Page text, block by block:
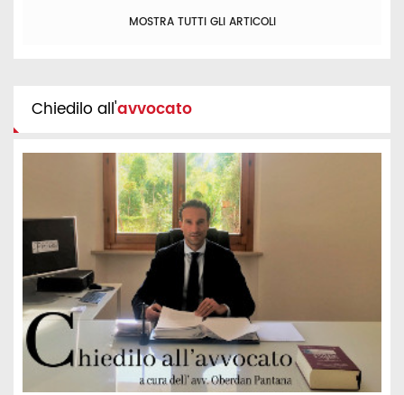
MOSTRA TUTTI GLI ARTICOLI
Chiedilo all'avvocato